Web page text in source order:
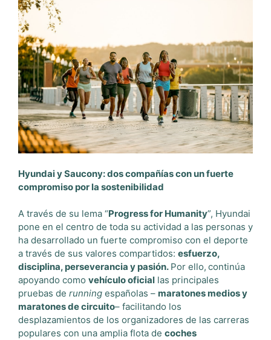
Hyundai y Saucony: dos compañías con un fuerte
compromiso por la sostenibilidad
A través de su lema “Progress for Humanity”, Hyundai
pone en el centro de toda su actividad a las personas y
ha desarrollado un fuerte compromiso con el deporte
a través de sus valores compartidos: esfuerzo,
disciplina, perseverancia y pasión. Por ello, continúa
apoyando como vehículo oficial las principales
pruebas de running españolas – maratones medios y
maratones de circuito– facilitando los
desplazamientos de los organizadores de las carreras
populares con una amplia flota de coches